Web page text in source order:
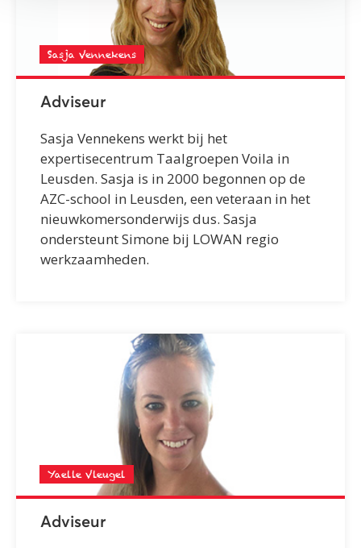
Sasja Vennekens
Adviseur
Sasja Vennekens werkt bij het
expertisecentrum Taalgroepen Voila in
Leusden. Sasja is in 2000 begonnen op de
AZC-school in Leusden, een veteraan in het
nieuwkomersonderwijs dus. Sasja
ondersteunt Simone bij LOWAN regio
werkzaamheden.
Yaelle Vleugel
Adviseur